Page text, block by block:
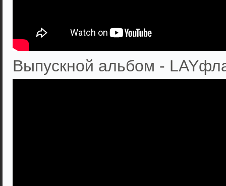
Выпускной альбом -